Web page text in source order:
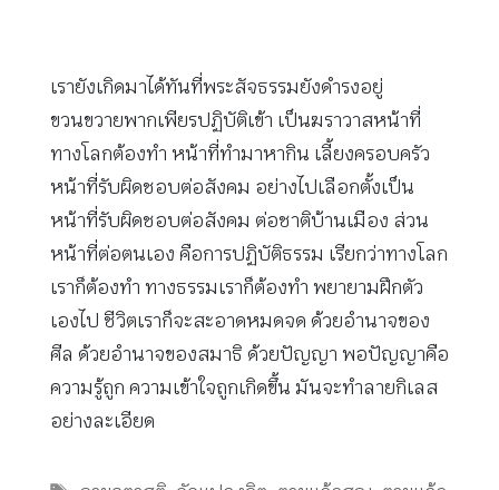
เรายังเกิดมาได้ทันที่พระสัจธรรมยังดำรงอยู่
ขวนขวายพากเพียรปฏิบัติเข้า เป็นฆราวาสหน้าที่
ทางโลกต้องทำ หน้าที่ทำมาหากิน เลี้ยงครอบครัว
หน้าที่รับผิดชอบต่อสังคม อย่างไปเลือกตั้งเป็น
หน้าที่รับผิดชอบต่อสังคม ต่อชาติบ้านเมือง ส่วน
หน้าที่ต่อตนเอง คือการปฏิบัติธรรม เรียกว่าทางโลก
เราก็ต้องทำ ทางธรรมเราก็ต้องทำ พยายามฝึกตัว
เองไป ชีวิตเราก็จะสะอาดหมดจด ด้วยอำนาจของ
ศีล ด้วยอำนาจของสมาธิ ด้วยปัญญา พอปัญญาคือ
ความรู้ถูก ความเข้าใจถูกเกิดขึ้น มันจะทำลายกิเลส
อย่างละเอียด